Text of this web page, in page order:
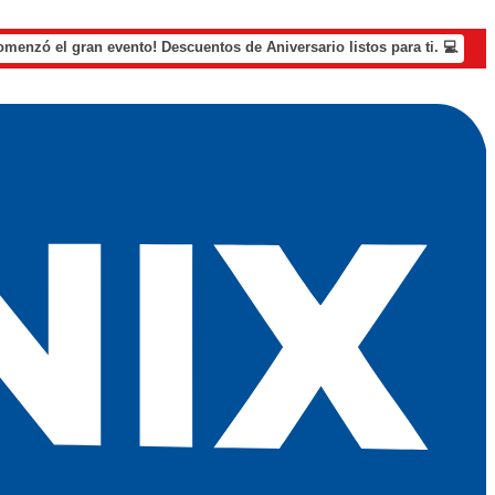
el gran evento! Descuentos de Aniversario listos para ti. 💻